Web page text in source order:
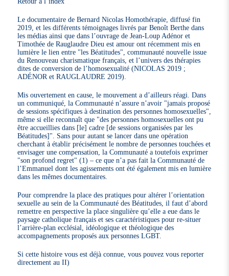
Le documentaire de Bernard Nicolas Homothérapie, diffusé fin
2019, et les différents témoignages livrés par Benoît Berthe dans
les médias ainsi que dans l’ouvrage de Jean-Loup Adénor et
Timothée de Rauglaudre Dieu est amour ont récemment mis en
lumière le lien entre "les Béatitudes", communauté nouvelle issue
du Renouveau charismatique français, et l’univers des thérapies
dites de conversion de l’homosexualité (NICOLAS 2019 ;
ADÉNOR et RAUGLAUDRE 2019).
Mis ouvertement en cause, le mouvement a d’ailleurs réagi. Dans
un communiqué, la Communauté n’assure n’avoir "jamais proposé
de sessions spécifiques à destination des personnes homosexuelles",
même si elle reconnaît que "des personnes homosexuelles ont pu
être accueillies dans [le] cadre [de sessions organisées par les
Béatitudes]". Sans pour autant se lancer dans une opération
cherchant à établir précisément le nombre de personnes touchées et
envisager une compensation, la Communauté a toutefois exprimer
"son profond regret" (1) – ce que n’a pas fait la Communauté de
l’Emmanuel dont les agissements ont été également mis en lumière
dans les mêmes documentaires.
Pour comprendre la place des pratiques pour altérer l’orientation
sexuelle au sein de la Communauté des Béatitudes, il faut d’abord
remettre en perspective la place singulière qu’elle a eue dans le
paysage catholique français et ses caractéristiques pour re-situer
l’arrière-plan ecclésial, idéologique et théologique des
accompagnements proposés aux personnes LGBT.
Si cette histoire vous est déjà connue, vous pouvez vous reporter
directement au II)